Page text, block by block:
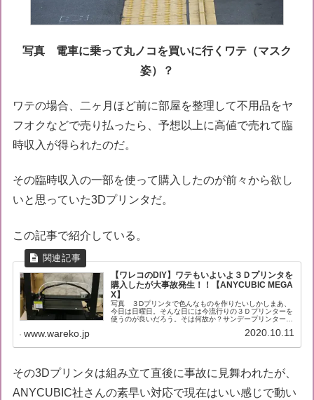
写真 電車に乗って丸ノコを買いに行くワテ（マスク
姿）？
ワテの場合、二ヶ月ほど前に部屋を整理して不用品をヤ
フオクなどで売り払ったら、予想以上に高値で売れて臨
時収入が得られたのだ。
その臨時収入の一部を使って購入したのが前々から欲し
いと思っていた3Dプリンタだ。
この記事で紹介している。
【ワレコのDIY】ワテもいよいよ３Ｄプリンタを
購入したが大事故発生！！【ANYCUBIC MEGA
X】
写真 ３Dプリンタで色んなものを作りたいしかしまあ、
今日は日曜日。そんな日には今流行りの３Ｄプリンターを
使うのが良いだろう。そは何故か？サンデープリンター
www.wareko.jp 2020.10.11
その3Dプリンタは組み立て直後に事故に見舞われたが、
ANYCUBIC社さんの素早い対応で現在はいい感じで動い